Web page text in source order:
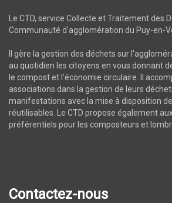
Le CTD, service Collecte et Traitement des
Communauté d'agglomération du Puy-en-
Il gère la gestion des déchets sur
au quotidien les citoyens en vous donnant
le compost et l'économie circulaire. Il
associations dans la gestion de leurs
manifestations avec la mise à disposition
réutilisables. Le CTD propose également
préférentiels pour les composteurs et
Contactez-nous